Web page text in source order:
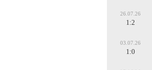
26.07.26
1:2
03.07.26
1:0